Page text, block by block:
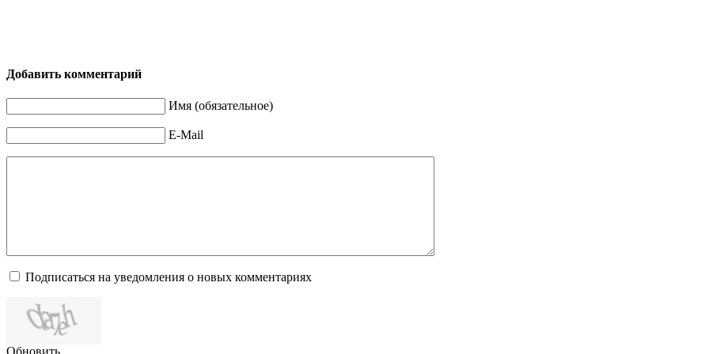
Добавить комментарий
Имя (обязательное)
E-Mail
Подписаться на уведомления о новых комментариях
Обновить